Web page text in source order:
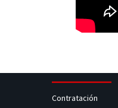
Contratación